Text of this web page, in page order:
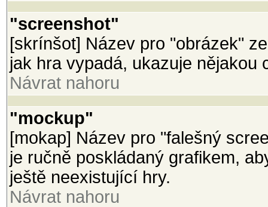
"screenshot"
[skrínšot] Název pro "obrázek"
jak hra vypadá, ukazuje nějakou
Návrat nahoru
"mockup"
[mokap] Název pro "falešný
je ručně poskládaný grafikem,
ještě neexistující hry.
Návrat nahoru